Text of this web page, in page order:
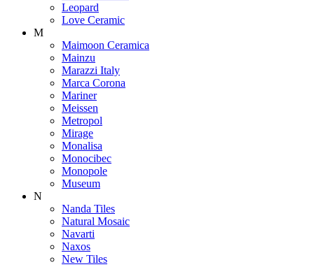
Leopard
Love Ceramic
M
Maimoon Ceramica
Mainzu
Marazzi Italy
Marca Corona
Mariner
Meissen
Metropol
Mirage
Monalisa
Monocibec
Monopole
Museum
N
Nanda Tiles
Natural Mosaic
Navarti
Naxos
New Tiles